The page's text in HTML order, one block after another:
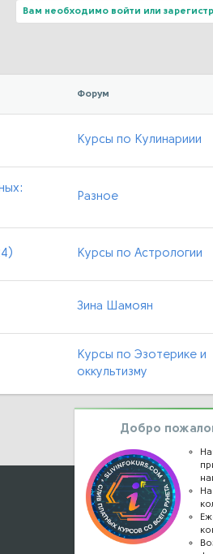
Вам необходимо войти или
Форум
Курсы по Кулинариии
Разное
Курсы по Астрологии
Зина Шамоян
Курсы по Эзотерике и
оккультизму
Наши контакты
Обратная связь
Добро